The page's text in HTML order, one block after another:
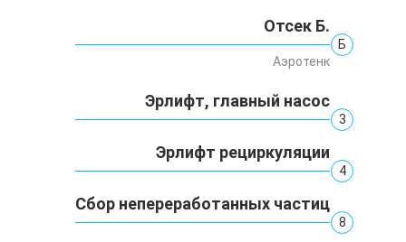
Отсек Б.
Б
Аэротенк
Эрлифт, главный насос
3
Эрлифт рециркуляции
4
Сбор непереработанных частиц
8